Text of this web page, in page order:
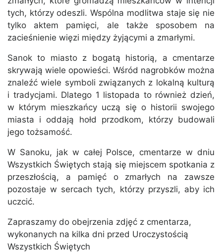
tych, którzy odeszli. Wspólna modlitwa staje się nie
tylko aktem pamięci, ale także sposobem na
zacieśnienie więzi między żyjącymi a zmarłymi.
Sanok to miasto z bogatą historią, a cmentarze
skrywają wiele opowieści. Wśród nagrobków można
znaleźć wiele symboli związanych z lokalną kulturą
i tradycjami. Dlatego 1 listopada to również dzień,
w którym mieszkańcy uczą się o historii swojego
miasta i oddają hołd przodkom, którzy budowali
jego tożsamość.
W Sanoku, jak w całej Polsce, cmentarze w dniu
Wszystkich Świętych stają się miejscem spotkania z
przeszłością, a pamięć o zmarłych na zawsze
pozostaje w sercach tych, którzy przyszli, aby ich
uczcić.
Zapraszamy do obejrzenia zdjęć z cmentarza,
wykonanych na kilka dni przed Uroczystością
Wszystkich Świętych